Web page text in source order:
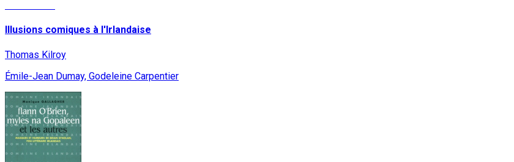
Illusions comiques à l'Irlandaise
Thomas Kilroy
Émile-Jean Dumay, Godeleine Carpentier